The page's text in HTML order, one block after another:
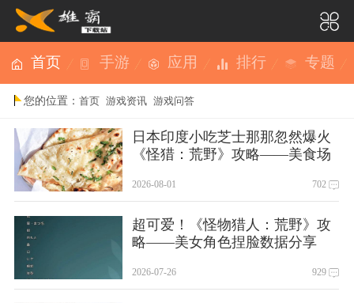
首页 手游 应用 排行 专题
您的位置：首页 游戏资讯 游戏问答
日本印度小吃芝士那那忽然爆火
《怪猎：荒野》攻略——美食场
2026-08-01 702
超可爱！《怪物猎人：荒野》攻
略——美女角色捏脸数据分享
2026-07-26 929